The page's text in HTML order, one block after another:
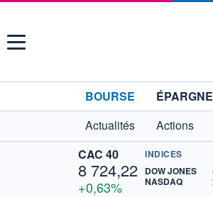
Menu
BOURSE ÉPARGNE
Actualités
Actions
CAC 40
8 724,22
+0,63%
INDICES
DOW JONES
NASDAQ